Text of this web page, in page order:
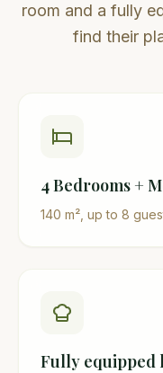
room and a fully
find their
4 Bedrooms +
140 m², up to 8
Fully equipped